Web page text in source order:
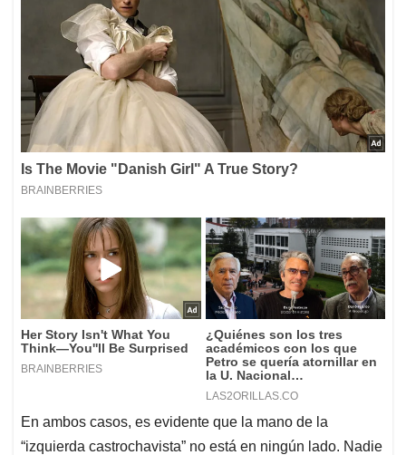
En ambos casos, es evidente que la mano de la
“izquierda castrochavista” no está en ningún lado. Nadie